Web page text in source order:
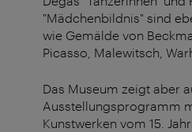
"Mädchenbildnis" sind
wie Gemälde von
Picasso, Malewitsch,
Das Museum zeigt aber
Ausstellungsprogramm
Kunstwerken vom 15.